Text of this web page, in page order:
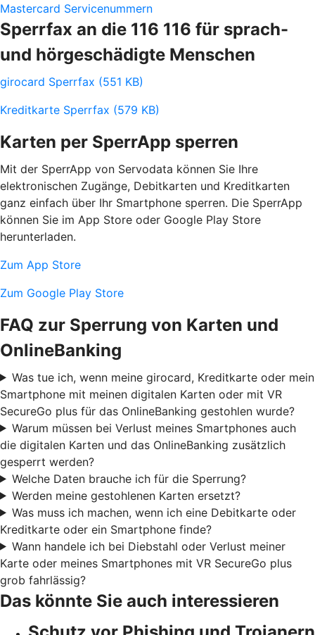
Mastercard Servicenummern
Sperrfax an die 116 116 für sprach-
und hörgeschädigte Menschen
girocard Sperrfax (551 KB)
Kreditkarte Sperrfax (579 KB)
Karten per SperrApp sperren
Mit der SperrApp von Servodata können Sie Ihre
elektronischen Zugänge, Debitkarten und Kreditkarten
ganz einfach über Ihr Smartphone sperren. Die SperrApp
können Sie im App Store oder Google Play Store
herunterladen.
Zum App Store
Zum Google Play Store
FAQ zur Sperrung von Karten und
OnlineBanking
Was tue ich, wenn meine girocard, Kreditkarte oder mein
Smartphone mit meinen digitalen Karten oder mit VR
SecureGo plus für das OnlineBanking gestohlen wurde?
Warum müssen bei Verlust meines Smartphones auch
die digitalen Karten und das OnlineBanking zusätzlich
gesperrt werden?
Welche Daten brauche ich für die Sperrung?
Werden meine gestohlenen Karten ersetzt?
Was muss ich machen, wenn ich eine Debitkarte oder
Kreditkarte oder ein Smartphone finde?
Wann handele ich bei Diebstahl oder Verlust meiner
Karte oder meines Smartphones mit VR SecureGo plus
grob fahrlässig?
Das könnte Sie auch interessieren